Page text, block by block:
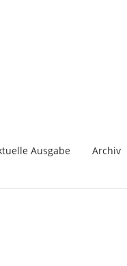
Ausgabe Archiv